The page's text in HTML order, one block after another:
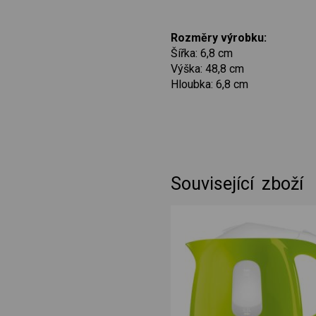
Rozměry výrobku:
Šířka: 6,8 cm
Výška: 48,8 cm
Hloubka: 6,8 cm
Související zboží